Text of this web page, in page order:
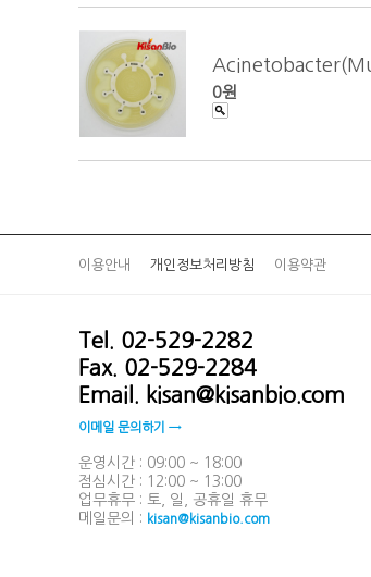
0원
이용안내 개인정보처리방침 이용약관
Tel. 02-529-2282
Fax. 02-529-2284
Email. kisan@kisanbio.com
이메일 문의하기 →
운영시간 : 09:00 ~ 18:00
점심시간 : 12:00 ~ 13:00
업무휴무 : 토, 일, 공휴일 휴무
메일문의 : kisan@kisanbio.com